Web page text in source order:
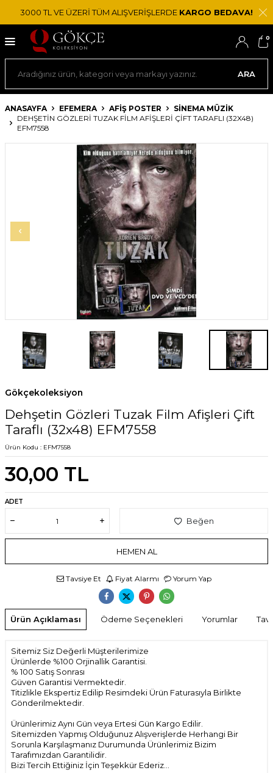
3000 TL VE ÜZERİ TÜM ALIŞVERİŞLERDE KARGO BEDAVA!
ARA
0
ANASAYFA EFEMERA AFIŞ POSTER
SINEMA MÜZIK
DEHŞETIN GÖZLERI TUZAK FILM AFIŞLERI ÇIFT TARAFLI (32X48)
EFM7558
Gökçekoleksiyon
Dehşetin Gözleri Tuzak Film Afişleri Çift
Taraflı (32x48) EFM7558
Ürün Kodu : EFM7558
30,00 TL
ADET
Beğen
HEMEN AL
Tavsiye Et Fiyat Alarmı Yorum Yap
Ürün Açıklaması Ödeme Seçenekleri Yorumlar
Sitemiz Siz Değerli Müşterilerimize
Ürünlerde %100 Orjinallik Garantisi.
% 100 Satış Sonrası
Güven Garantisi Vermektedir.
Titizlikle Ekspertiz Edilip Resimdeki Ürün Faturasıyla Birlikte
Gönderilmektedir.
Ürünlerimiz Aynı Gün veya Ertesi Gün Kargo Edilir.
Sitemizden Yapmış Olduğunuz Alışverişlerde Herhangi Bir
Sorunla Karşılaşmanız Durumunda Ürünlerimiz Bizim
Tarafımızdan Garantilidir.
Bizi Tercih Ettiğiniz İçin Teşekkür Ederiz...